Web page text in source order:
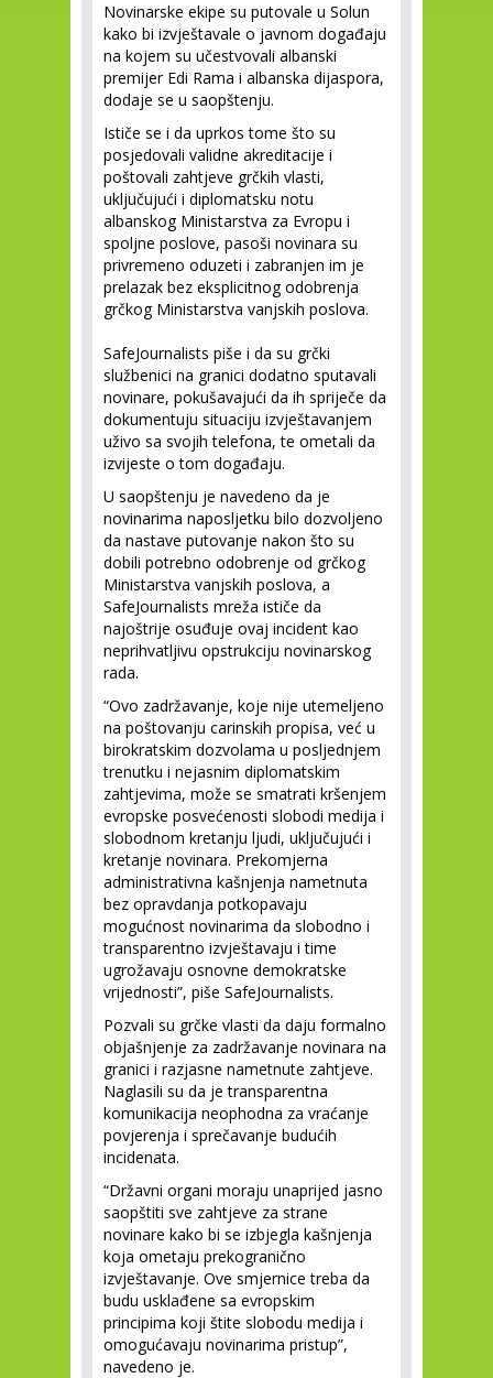
Novinarske ekipe su putovale u Solun
kako bi izvještavale o javnom događaju
na kojem su učestvovali albanski
premijer Edi Rama i albanska dijaspora,
dodaje se u saopštenju.
Ističe se i da uprkos tome što su
posjedovali validne akreditacije i
poštovali zahtjeve grčkih vlasti,
uključujući i diplomatsku notu
albanskog Ministarstva za Evropu i
spoljne poslove, pasoši novinara su
privremeno oduzeti i zabranjen im je
prelazak bez eksplicitnog odobrenja
grčkog Ministarstva vanjskih poslova.
SafeJournalists piše i da su grčki
službenici na granici dodatno sputavali
novinare, pokušavajući da ih spriječe da
dokumentuju situaciju izvještavanjem
uživo sa svojih telefona, te ometali da
izvijeste o tom događaju.
U saopštenju je navedeno da je
novinarima naposljetku bilo dozvoljeno
da nastave putovanje nakon što su
dobili potrebno odobrenje od grčkog
Ministarstva vanjskih poslova, a
SafeJournalists mreža ističe da
najoštrije osuđuje ovaj incident kao
neprihvatljivu opstrukciju novinarskog
rada.
“Ovo zadržavanje, koje nije utemeljeno
na poštovanju carinskih propisa, već u
birokratskim dozvolama u posljednjem
trenutku i nejasnim diplomatskim
zahtjevima, može se smatrati kršenjem
evropske posvećenosti slobodi medija i
slobodnom kretanju ljudi, uključujući i
kretanje novinara. Prekomjerna
administrativna kašnjenja nametnuta
bez opravdanja potkopavaju
mogućnost novinarima da slobodno i
transparentno izvještavaju i time
ugrožavaju osnovne demokratske
vrijednosti”, piše SafeJournalists.
Pozvali su grčke vlasti da daju formalno
objašnjenje za zadržavanje novinara na
granici i razjasne nametnute zahtjeve.
Naglasili su da je transparentna
komunikacija neophodna za vraćanje
povjerenja i sprečavanje budućih
incidenata.
“Državni organi moraju unaprijed jasno
saopštiti sve zahtjeve za strane
novinare kako bi se izbjegla kašnjenja
koja ometaju prekogranično
izvještavanje. Ove smjernice treba da
budu usklađene sa evropskim
principima koji štite slobodu medija i
omogućavaju novinarima pristup”,
navedeno je.